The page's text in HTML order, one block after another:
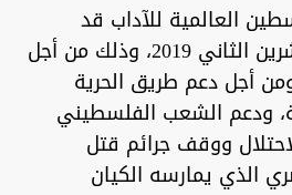
العالمية للآداب قد
تأسست في نوفمبر/تشرين الثاني 2019، وذلك من أجل
أجل دعم طريق الحرية
ودعم الشعب الفلسطيني
ووقف جرائم قتل
الذي يمارسه الكيان